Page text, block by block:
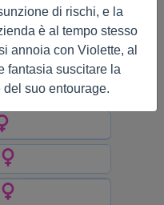
di rischi, e la
è al tempo stesso
annoia con Violette, al
fantasia suscitare la
suo entourage.